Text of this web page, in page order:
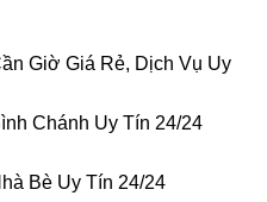
Giờ Giá Rẻ, Dịch Vụ Uy
Chánh Uy Tín 24/24
Bè Uy Tín 24/24